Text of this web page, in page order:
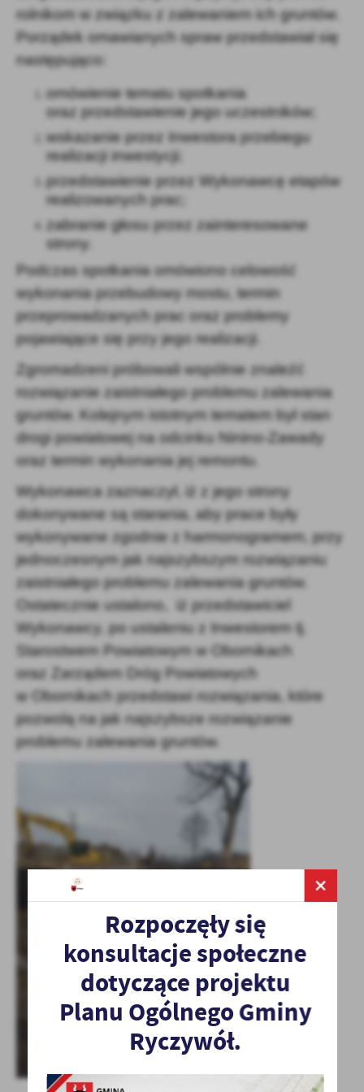
rolnikom w związku z zalewaniem ich gruntów.
Porządek omawianych spraw przedstawiał się
następująco:
omówienie tematu spotkania
oraz przedstawienie jego uczestników;
wskazanie przez Inwestora przebiegu
realizacji inwestycji;
przedstawienie przez Wykonawcę etapów
realizowanych prac;
zabranie głosu przez zainteresowane
strony.
Podczas spotkania omówiono celowość
wykonania przebudowy mostu, termin
przeprowadzanych prac oraz problemy
pojawiające się przy jego realizacji.
Zgromadzeni próbowali wspólnie znaleźć
rozwiązanie zaistniałego problemu zalewania
gruntów. Kolejnym istotnym tematem był stan
drogi powiatowej na odcinku Ninino-Zawady
oraz termin wykonania jej remontu.
Wykonawca zaznaczył, iż z jego strony
dokonywane są starania, aby prace były
wykonywane zgodnie z harmonogramem, przy
jednoczesnym jak najszybszym rozwiązaniu
zaistniałego problemu zalewania gruntów.
Ostatecznie ustalono, iż przedstawiciel
Wykonawcy, po ustaleniu z Inwestorem tj.
Starostwem Powiatowym w Obornikach
oraz Zarządem Dróg Powiatowych
w Obornikach przedstawi rozwiązania, które
pozwolą na jak najszybsze rozwiązanie
problemu zalewania gruntów.
Rozpoczęły się
konsultacje społeczne
dotyczące projektu
Planu Ogólnego Gminy
Ryczywół.